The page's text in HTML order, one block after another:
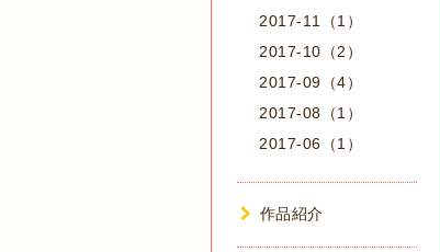
2017-11（1）
2017-10（2）
2017-09（4）
2017-08（1）
2017-06（1）
作品紹介